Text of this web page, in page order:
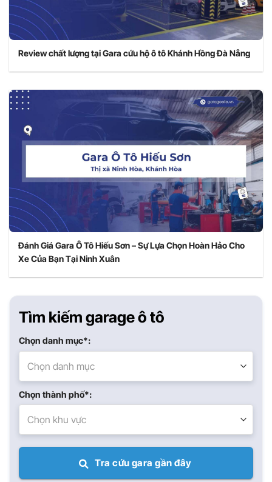
Review chất lượng tại Gara cứu hộ ô tô Khánh Hồng Đà Nẵng
Đánh Giá Gara Ô Tô Hiếu Sơn – Sự Lựa Chọn Hoàn Hảo Cho
Xe Của Bạn Tại Ninh Xuân
Tìm kiếm garage ô tô
Chọn danh mục*:
Chọn danh mục
Chọn thành phố*:
Chọn khu vực
Tra cứu gara gần đây